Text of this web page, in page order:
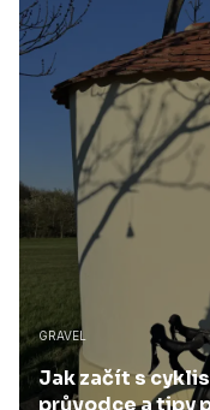
GRAVEL
Jak začít s
průvodce a tipy